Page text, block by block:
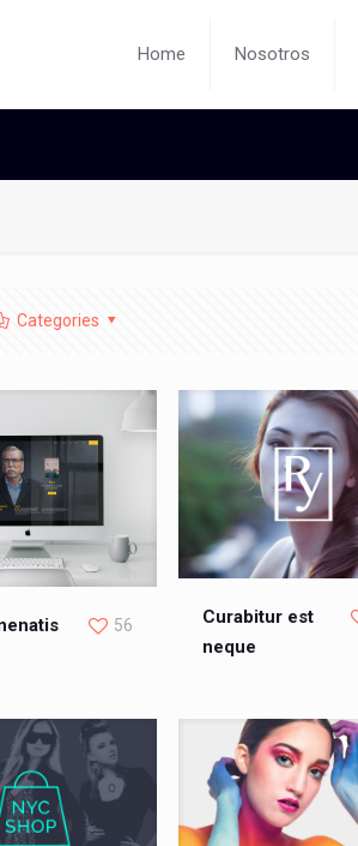
Home Nosotros
Categories
56
Curabitur est
neque